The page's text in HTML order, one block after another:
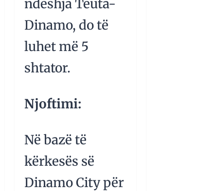
ndeshja Teuta-
Dinamo, do të
luhet më 5
shtator.
Njoftimi:
Në bazë të
kërkesës së
Dinamo City për